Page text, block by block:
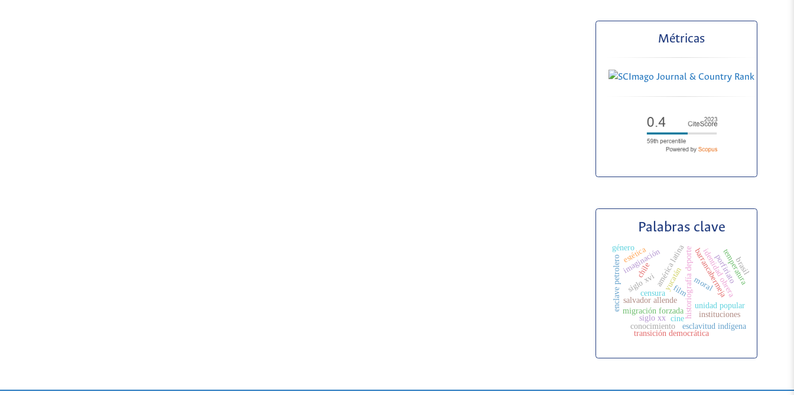
Métricas
Palabras clave
historiografía deporte
américa latina
censura
cine
film
chile
salvador allende
unidad popular
barrancabermeja
enclave petrolero identidad obrera
imaginación
moral
esclavitud indígena
migración forzada
siglo xvi
siglo xx instituciones
porfiriato
temperatura
yucatán brasil
transición democrática
conocimiento
estética
género